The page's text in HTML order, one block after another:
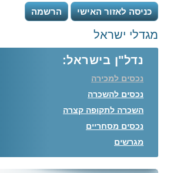
כניסה לאזור האישי הרשמה
מגדלי ישראל
נדל"ן בישראל:
נכסים למכירה
נכסים להשכרה
השכרה לתקופה קצרה
נכסים מסחריים
מגרשים